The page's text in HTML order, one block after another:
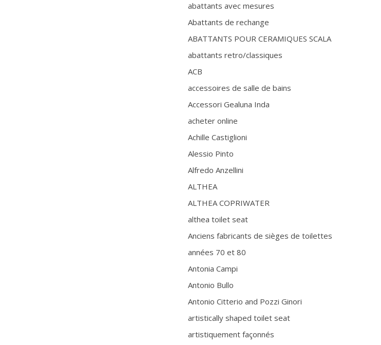
abattants avec mesures
Abattants de rechange
ABATTANTS POUR CERAMIQUES SCALA
abattants retro/classiques
ACB
accessoires de salle de bains
Accessori Gealuna Inda
acheter online
Achille Castiglioni
Alessio Pinto
Alfredo Anzellini
ALTHEA
ALTHEA COPRIWATER
althea toilet seat
Anciens fabricants de sièges de toilettes
années 70 et 80
Antonia Campi
Antonio Bullo
Antonio Citterio and Pozzi Ginori
artistically shaped toilet seat
artistiquement façonnés